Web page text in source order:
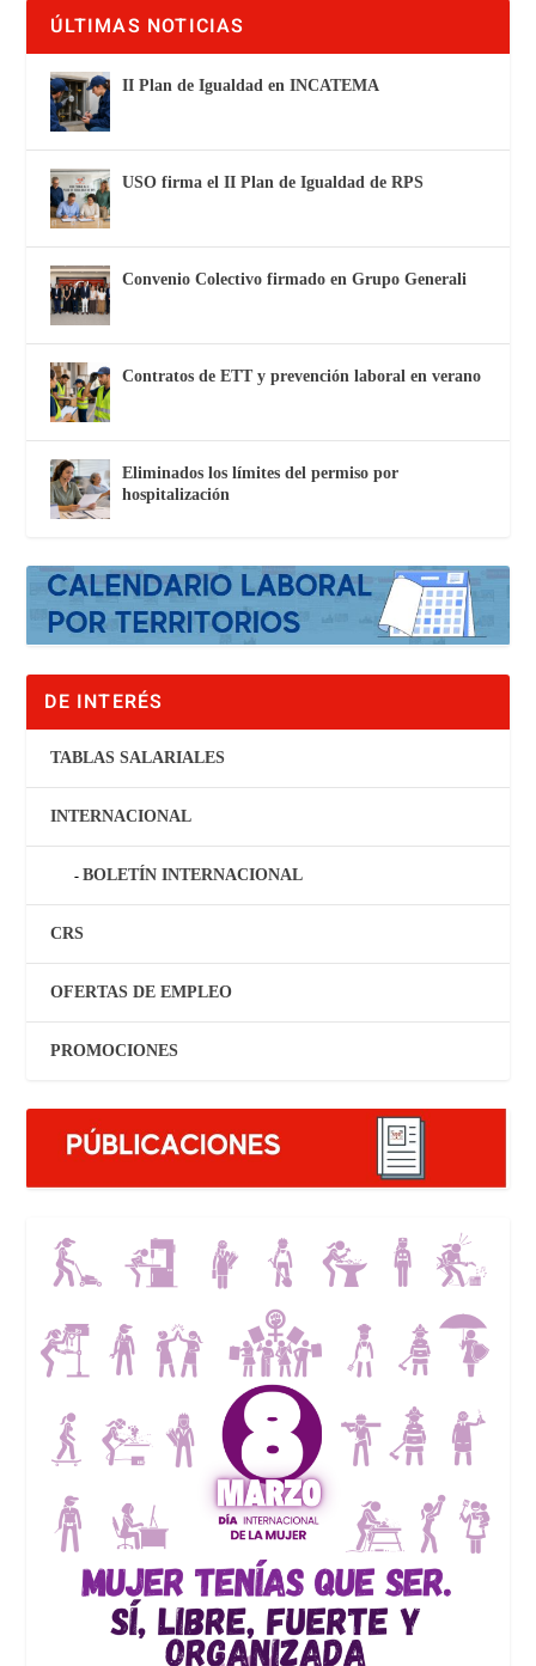
ÚLTIMAS NOTICIAS
II Plan de Igualdad en INCATEMA
USO firma el II Plan de Igualdad de RPS
Convenio Colectivo firmado en Grupo Generali
Contratos de ETT y prevención laboral en verano
Eliminados los límites del permiso por
hospitalización
DE INTERÉS
TABLAS SALARIALES
INTERNACIONAL
BOLETÍN INTERNACIONAL
CRS
OFERTAS DE EMPLEO
PROMOCIONES